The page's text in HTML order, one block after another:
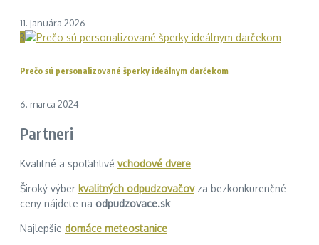
11. januára 2026
3
Prečo sú personalizované šperky ideálnym darčekom
6. marca 2024
Partneri
Kvalitné a spoľahlivé vchodové dvere
Široký výber kvalitných odpudzovačovza bezkonkurenčné
ceny nájdete na odpudzovace.sk
Najlepšie domáce meteostanice